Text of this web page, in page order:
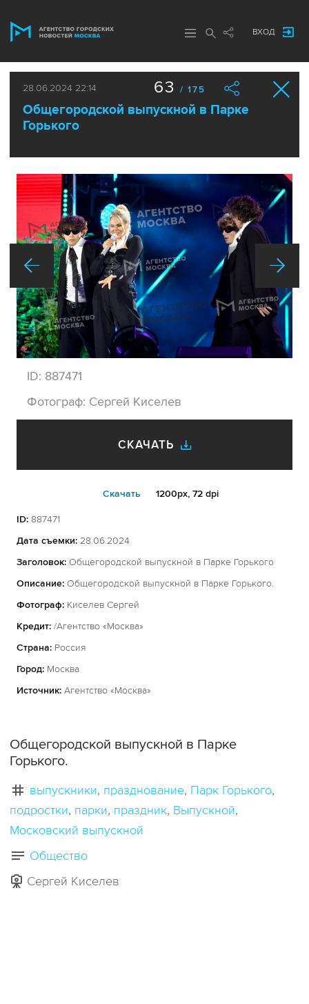
ВХОД
28.06.2024 22:14
Общегородской выпускной в Парке
Горького
63 / 175
ID: 887471
Фотограф: Сергей Киселев
СКАЧАТЬ
Cкачать 1200px, 72 dpi
ID: 887471
Дата съемки: 28.06.2024
Заголовок: Общегородской выпускной в Парке Горького
Описание: Общегородской выпускной в Парке Горького.
Фотограф: Киселев Сергей
Кредит: /Агентство «Москва»
Страна: Россия
Город: Москва
Источник: Агентство «Москва»
Общегородской выпускной в Парке
Горького.
выпускники празднование Парк Горького
подростки парки праздник Выпускной
Московский выпускной
Общество
Сергей Киселев